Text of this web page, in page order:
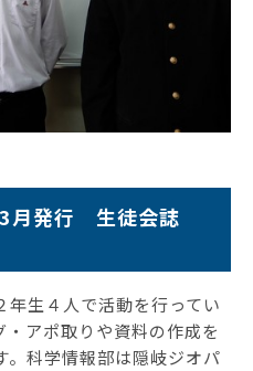
月発行 生徒会誌
生４人で活動を行ってい
アポ取りや資料の作成を
科学情報部は隠岐ジオパ